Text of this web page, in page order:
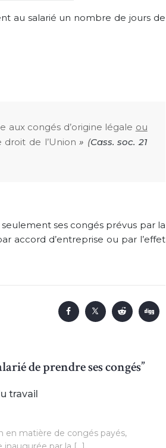
au salarié un nombre de jours de
aux congés d’origine légale ou
droit de l’Union » (Cass. soc. 21
ses congés prévus par la
accord d’entreprise ou par l’effet
de prendre ses congés”
travail
en matière de congés payés,